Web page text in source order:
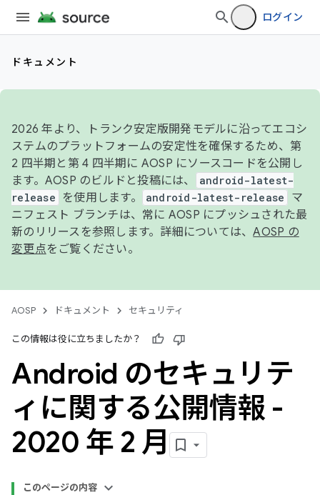
ログイン
ドキュメント
2026 年より、トランク安定版開発モデルに沿ってエコシ
ステムのプラットフォームの安定性を確保するため、第
2 四半期と第 4 四半期に AOSP にソースコードを公開し
ます。AOSP のビルドと投稿には、
android-latest-
release
を使用します。 android-latest-release
マ
ニフェスト ブランチは、常に AOSP にプッシュされた最
新のリリースを参照します。詳細については、AOSP の
変更点をご覧ください。
AOSP ドキュメント セキュリティ
この情報は役に立ちましたか？
Android のセキュリテ
ィに関する公開情報 -
2020 年 2 月
このページの内容